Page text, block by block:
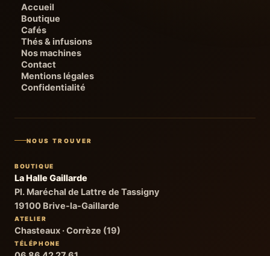
Accueil
Boutique
Cafés
Thés & infusions
Nos machines
Contact
Mentions légales
Confidentialité
NOUS TROUVER
BOUTIQUE
La Halle Gaillarde
Pl. Maréchal de Lattre de Tassigny
19100 Brive-la-Gaillarde
ATELIER
Chasteaux · Corrèze (19)
TÉLÉPHONE